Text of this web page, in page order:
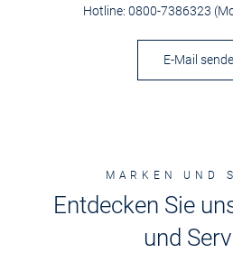
Hotline: 0800-7386323
E-Mail
MARKEN UND
Entdecken Sie
und